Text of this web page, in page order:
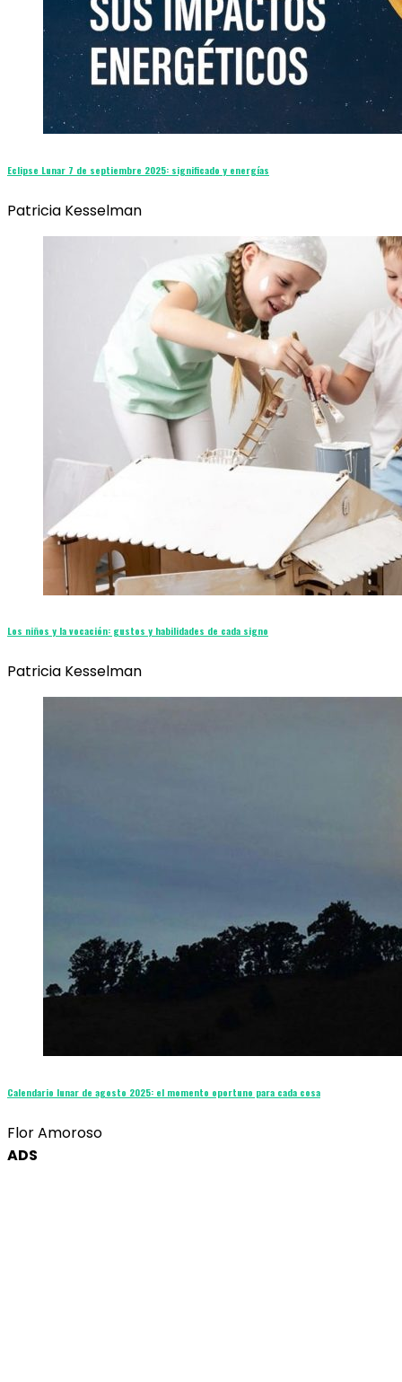
Eclipse Lunar 7 de septiembre 2025: significado y energías
Patricia Kesselman
Los niños y la vocación: gustos y habilidades de cada signo
Patricia Kesselman
Calendario lunar de agosto 2025: el momento oportuno para cada cosa
Flor Amoroso
ADS